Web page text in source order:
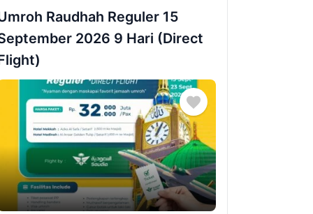
Raudhah Reguler 15
2026 9 Hari (Direct